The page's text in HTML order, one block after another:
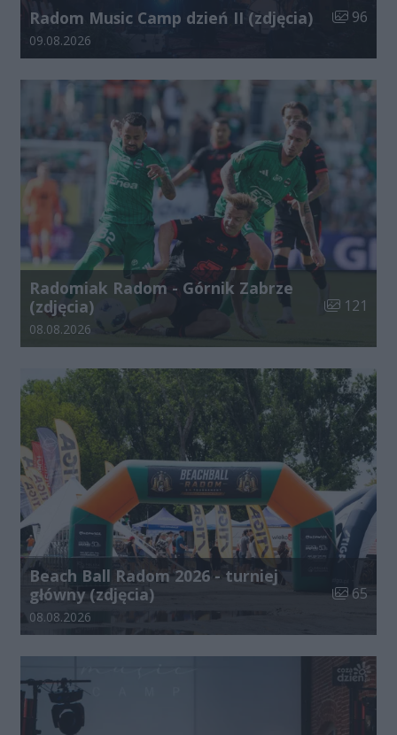
Radom Music Camp dzień II (zdjęcia) Liczba
96
Data dodania galerii:
09.08.2026
Radomiak Radom - Górnik Zabrze
(zdjęcia)
Liczba
121
Data dodania galerii:
08.08.2026
Beach Ball Radom 2026 - turniej
główny (zdjęcia)
Liczba
65
Data dodania galerii:
08.08.2026